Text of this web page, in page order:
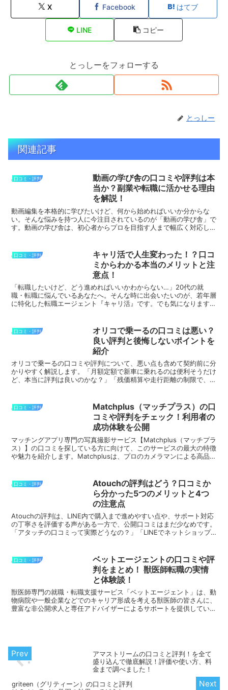
X Facebook はてブ
LINE コピー
とっしーをフォローする
とっしー
関連記事
口コミ・評判
動画の学び舎の口コミや評判は本
当か？副業や転職に活かせる理由
を解説！
動画編集を本格的に学びたいけど、何から始めればいいか分からな
い。そんな悩みを持つ人に今注目されているのが「動画の学び舎」で
す。動画の学び舎は、初心者からプロを目指す人まで幅広く対応した
口コミ・評判
キャリ活で人生変わった！？口コ
ミからわかる本当のメリットと注
意点！
「転職したいけど、どう進めればいいかわからない…」20代の就
職・転職に悩んでいるあなたへ。そんな時に出会いたいのが、若年層
に特化した転職エージェント『キャリ活』です。でも気になりますよ
口コミ・評判
オリコで乗ーるの口コミは悪い？
良い評判と後悔しないポイントを
紹介
オリコで乗ーるの口コミや評判について、悪い点も含めて契約前に分
かりやすく解説します。「月額定額で新車に乗れるのは便利そうだけ
ど、本当に評判は良いのかな？」「残価精算や走行距離の制限で、あ
口コミ・評判
Matchplus（マッチプラス）の口
コミや評判をチェック！利用者の
成功体験を公開
マッチングアプリ専門の写真撮影サービス【Matchplus（マッチプラ
ス）】の口コミを探している方に向けて、このサービスの最大の特徴
や魅力を紹介します。Matchplusは、プロのカメラマンによる高品質
口コミ・評判
Atouchの評判はどう？口コミか
ら分かった5つのメリットと4つ
の注意点
Atouchの評判は、LINE内で購入まで進めやすい点や、サポート対応
の丁寧さを評価する声がある一方で、公開口コミはまだ少なめです。
「アタッチの口コミって実際どうなの？」「LINEでネットショップ
口コミ・評判
ベットエージェントの口コミや評
判をまとめ！ 獣医師転職の実情
と体験談！
獣医師専門の就職・転職支援サービス「ベットエージェント」は、動
物病院や一般企業などでのキャリア形成を考える獣医師の皆さんに、
豊富な非公開求人と専任アドバイザーによるサポートを提供していま
アマストリームの口コミと評判！を全て
盛り込んで徹底解説！評価や使い方、料
金まで調べました！
griteen（グリティーン）の口コミと評判